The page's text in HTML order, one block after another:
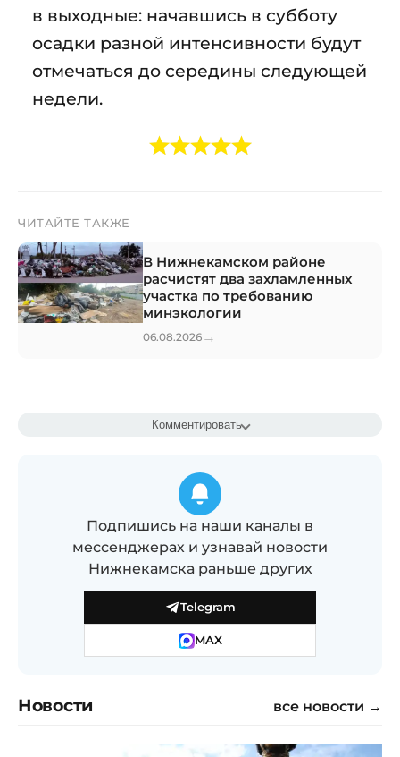
в выходные: начавшись в субботу
осадки разной интенсивности будут
отмечаться до середины следующей
недели.
ЧИТАЙТЕ ТАКЖЕ
В Нижнекамском районе
расчистят два захламленных
участка по требованию
минэкологии
06.08.2026 →
Комментировать
Подпишись на наши каналы в
мессенджерах и узнавай новости
Нижнекамска раньше других
Telegram
MAX
Новости все новости →